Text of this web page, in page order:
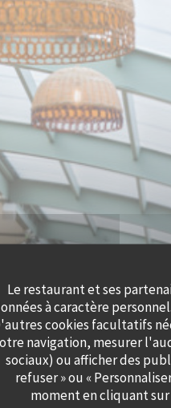
Le restaurant et ses
à caractère
cookies facultatifs
navigation, mesurer
sociaux) ou afficher des
refuser » ou «
moment en cliquant